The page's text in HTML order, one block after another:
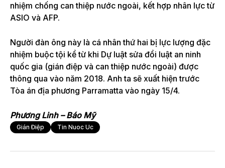
nhiệm chống can thiệp nước ngoài, kết hợp nhân lực từ
ASIO và AFP.
Người đàn ông này là cá nhân thứ hai bị lực lượng đặc
nhiệm buộc tội kể từ khi Dự luật sửa đổi luật an ninh
quốc gia (gián điệp và can thiệp nước ngoài) được
thông qua vào năm 2018. Anh ta sẽ xuất hiện trước
Tòa án địa phương Parramatta vào ngày 15/4.
Phương Linh – Báo Mỹ
Gián Điệp Tin Nuoc Uc